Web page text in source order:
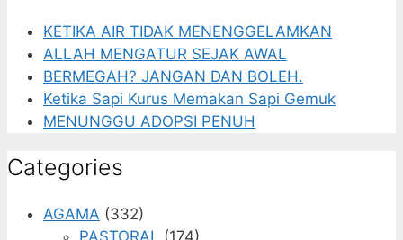
KETIKA AIR TIDAK MENENGGELAMKAN
ALLAH MENGATUR SEJAK AWAL
BERMEGAH? JANGAN DAN BOLEH.
Ketika Sapi Kurus Memakan Sapi Gemuk
MENUNGGU ADOPSI PENUH
Categories
AGAMA (332)